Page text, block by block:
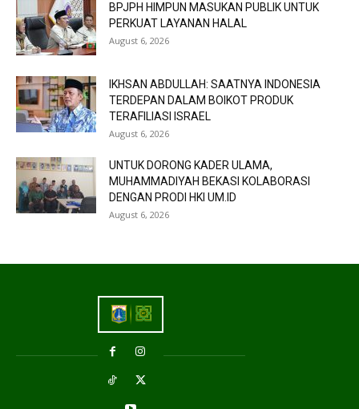
BPJPH HIMPUN MASUKAN PUBLIK UNTUK
PERKUAT LAYANAN HALAL
August 6, 2026
IKHSAN ABDULLAH: SAATNYA INDONESIA
TERDEPAN DALAM BOIKOT PRODUK
TERAFILIASI ISRAEL
August 6, 2026
UNTUK DORONG KADER ULAMA,
MUHAMMADIYAH BEKASI KOLABORASI
DENGAN PRODI HKI UM.ID
August 6, 2026